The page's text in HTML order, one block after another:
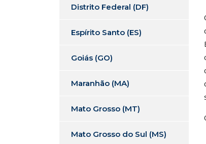
Distrito Federal (DF)
Espírito Santo (ES)
Goiás (GO)
Maranhão (MA)
Mato Grosso (MT)
Mato Grosso do Sul (MS)